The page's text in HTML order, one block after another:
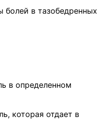
в тазобедренных
в определенном
которая отдает в